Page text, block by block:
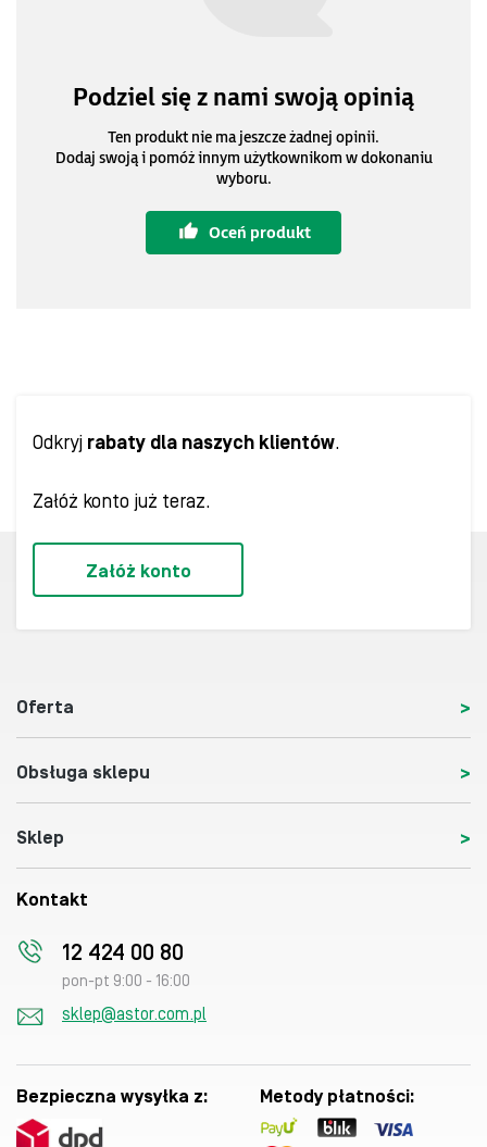
Podziel się z nami swoją opinią
Ten produkt nie ma jeszcze żadnej opinii.
Dodaj swoją i pomóż innym użytkownikom w dokonaniu
wyboru.
Oceń produkt
Odkryj rabaty dla naszych klientów.
Załóż konto już teraz.
Załóż konto
Oferta
Obsługa sklepu
Sklep
Kontakt
12 424 00 80
pon-pt 9:00 - 16:00
sklep@astor.com.pl
Bezpieczna wysyłka z: Metody płatności: